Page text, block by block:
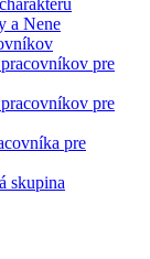
a Nene
pre
pre
pre
skupina